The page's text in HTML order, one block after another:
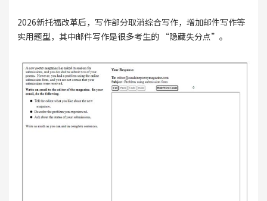
2026新托福改革后，写作部分取消综合写作，增加邮件写作等
实用题型，其中邮件写作是很多考生的 “隐藏失分点”。